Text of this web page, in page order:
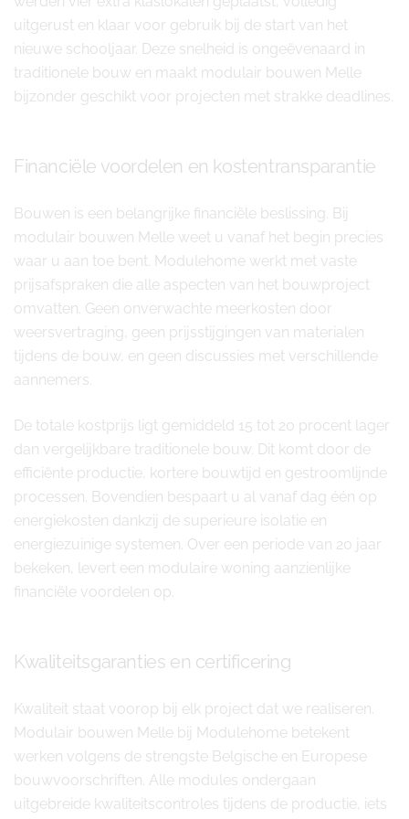
uitgerust en klaar voor gebruik bij de start van het
nieuwe schooljaar. Deze snelheid is ongeëvenaard in
traditionele bouw en maakt modulair bouwen Melle
bijzonder geschikt voor projecten met strakke deadlines.
Financiële voordelen en kostentransparantie
Bouwen is een belangrijke financiële beslissing. Bij
modulair bouwen Melle weet u vanaf het begin precies
waar u aan toe bent. Modulehome werkt met vaste
prijsafspraken die alle aspecten van het bouwproject
omvatten. Geen onverwachte meerkosten door
weersvertraging, geen prijsstijgingen van materialen
tijdens de bouw, en geen discussies met verschillende
aannemers.
De totale kostprijs ligt gemiddeld 15 tot 20 procent lager
dan vergelijkbare traditionele bouw. Dit komt door de
efficiënte productie, kortere bouwtijd en gestroomlijnde
processen. Bovendien bespaart u al vanaf dag één op
energiekosten dankzij de superieure isolatie en
energiezuinige systemen. Over een periode van 20 jaar
bekeken, levert een modulaire woning aanzienlijke
financiële voordelen op.
Kwaliteitsgaranties en certificering
Kwaliteit staat voorop bij elk project dat we realiseren.
Modulair bouwen Melle bij Modulehome betekent
werken volgens de strengste Belgische en Europese
bouwvoorschriften. Alle modules ondergaan
uitgebreide kwaliteitscontroles tijdens de productie, iets